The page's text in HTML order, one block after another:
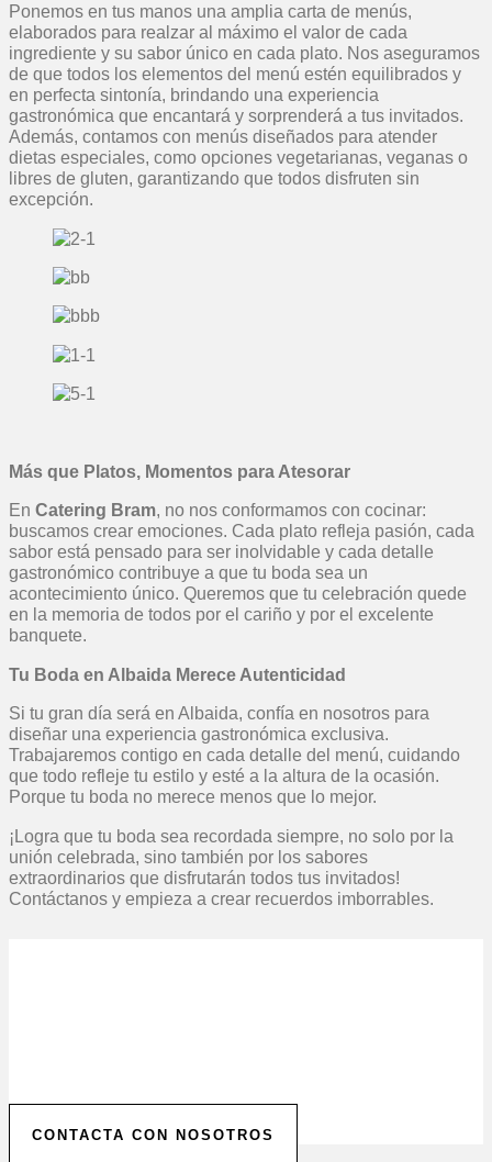
Ponemos en tus manos una amplia carta de menús,
elaborados para realzar al máximo el valor de cada
ingrediente y su sabor único en cada plato. Nos aseguramos
de que todos los elementos del menú estén equilibrados y
en perfecta sintonía, brindando una experiencia
gastronómica que encantará y sorprenderá a tus invitados.
Además, contamos con menús diseñados para atender
dietas especiales, como opciones vegetarianas, veganas o
libres de gluten, garantizando que todos disfruten sin
excepción.
Más que Platos, Momentos para Atesorar
En Catering Bram, no nos conformamos con cocinar:
buscamos crear emociones. Cada plato refleja pasión, cada
sabor está pensado para ser inolvidable y cada detalle
gastronómico contribuye a que tu boda sea un
acontecimiento único. Queremos que tu celebración quede
en la memoria de todos por el cariño y por el excelente
banquete.
Tu Boda en Albaida Merece Autenticidad
Si tu gran día será en Albaida, confía en nosotros para
diseñar una experiencia gastronómica exclusiva.
Trabajaremos contigo en cada detalle del menú, cuidando
que todo refleje tu estilo y esté a la altura de la ocasión.
Porque tu boda no merece menos que lo mejor.
¡Logra que tu boda sea recordada siempre, no solo por la
unión celebrada, sino también por los sabores
extraordinarios que disfrutarán todos tus invitados!
Contáctanos y empieza a crear recuerdos imborrables.
realidad la celebración de tus sueños.
CONTACTA CON NOSOTROS